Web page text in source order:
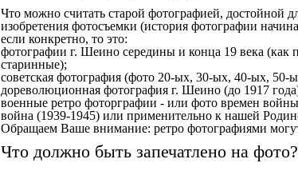
Что можно считать старой фотографией, достойной
изобретения фотосъемки (история фотографии
если конкретно, то это:
фотографии г. Шеино середины и конца 19 века (как
старинные);
советская фотография (фото 20-ых, 30-ых, 40-ых,
дореволюционная фотография г. Шеино (до 1917
военные ретро фоторграфии - или фото времен
война (1939-1945) или применительно к нашей
Обращаем Ваше внимание: ретро фотографиями
Что должно быть запечатлено на фото?